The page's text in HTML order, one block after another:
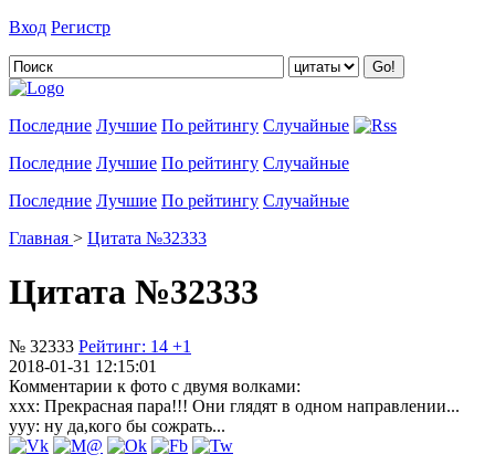
Вход Регистр
Последние Лучшие По рейтингу Случайные
Последние Лучшие По рейтингу Случайные
Последние Лучшие По рейтингу Случайные
Главная > Цитата №32333
Цитата №32333
№ 32333 Рейтинг: 14 +1
2018-01-31 12:15:01
Комментарии к фото с двумя волками:
ххх: Прекрасная пара!!! Они глядят в одном направлении...
ууу: ну да,кого бы сожрать...